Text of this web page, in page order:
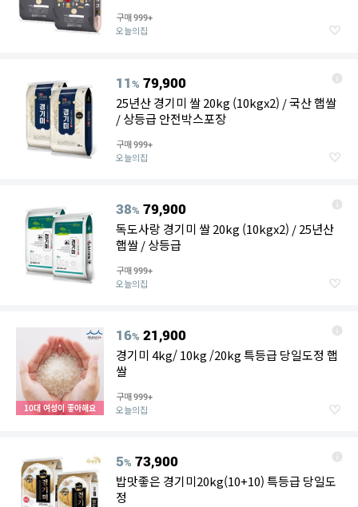
구매999+
오늘의집
11% 79,900
25년산 경기미 쌀 20kg (10kgx2) / 국산 햅쌀
/ 상등급 안전박스포장
구매999+
오늘의집
38% 79,900
독도사랑 경기미 쌀 20kg (10kgx2) / 25년산
햅쌀 / 상등급
구매999+
오늘의집
10대 여성이 좋아해요
16% 21,900
경기미 4kg/ 10kg /20kg 특등급 당일도정 햅
쌀
구매999+
오늘의집
5% 73,900
밥맛좋은 경기미20kg(10+10) 특등급 당일도
정